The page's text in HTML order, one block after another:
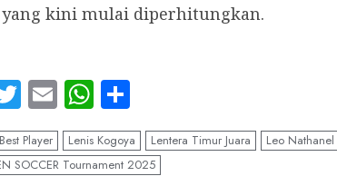
kini mulai diperhitungkan.
Twitter
EmailWhatsApp
Best Player Lenis Kogoya Lentera Timur Juara
Leo
SOCCER Tournament 2025